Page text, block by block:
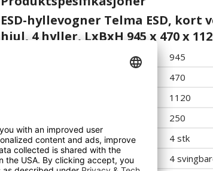
ESD-hyllevogner Telma ESD, kort
hjul, 4 hyller, LxBxH 945 x 470 x
945
470
1120
250
Antall hyller
4 stk
Hjul
4